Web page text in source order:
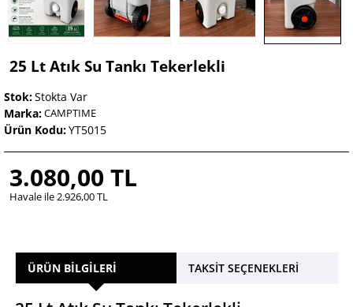
25 Lt Atık Su Tankı Tekerlekli
Stok:Stokta Var
Marka:CAMPTIME
Ürün Kodu:YT5015
3.080,00 TL
Havale ile 2.926,00 TL
ÜRÜN BILGILERI TAKSIT SEÇENEKLERI